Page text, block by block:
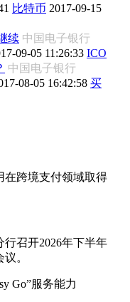
比特币 2017-09-15
续 中国电子银行
09-05 11:26:33 ICO
中国电子银行
08-05 16:42:58 买
在跨境支付领域取得
召开2026年下半年
。
Go”服务能力